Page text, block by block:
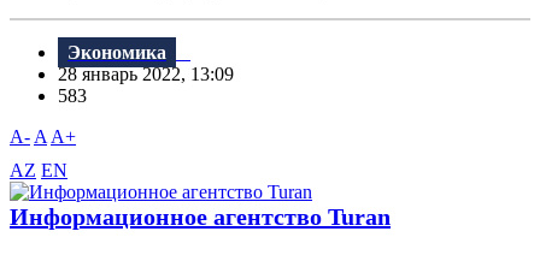
Экономика
28 январь 2022, 13:09
583
A- A A+
AZ EN
Информационное агентство Turan